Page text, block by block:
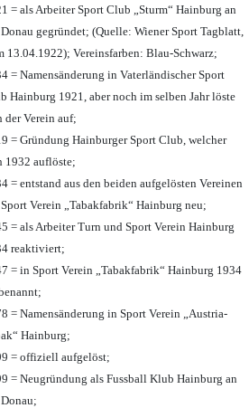
= als Arbeiter Sport Club „Sturm“ Hainburg an
gegründet; (Quelle: Wiener Sport Tagblatt,
13.04.1922); Vereinsfarben: Blau-Schwarz;
= Namensänderung in Vaterländischer Sport
Hainburg 1921, aber noch im selben Jahr löste
der Verein auf;
= Gründung Hainburger Sport Club, welcher
1932 auflöste;
= entstand aus den beiden aufgelösten Vereinen
Verein „Tabakfabrik“ Hainburg neu;
= als Arbeiter Turn und Sport Verein Hainburg
reaktiviert;
= in Sport Verein „Tabakfabrik“ Hainburg 1934
= Namensänderung in Sport Verein „Austria-
Hainburg;
= offiziell aufgelöst;
= Neugründung als Fussball Klub Hainburg an